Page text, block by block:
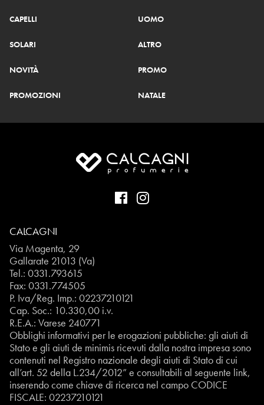
CAPELLI UOMO
SOLARI ALTRO
NOVITÀ PROMO
PROMOZIONI NATALE
CALCAGNI
Via Magenta, 29
Gallarate 21013 (Va)
Tel.: 0331.793615
Fax: 0331.774505
P. Iva/Reg. Imp.: 02237210121
Cap. Soc.: 10.330,00 i.v.
R.E.A.: Varese 240771
Obblighi informativi per le erogazioni pubbliche: gli aiuti di
Stato e gli aiuti de minimis ricevuti dalla nostra impresa sono
contenuti nel Registro nazionale degli aiuti di Stato di cui
all’art. 52 della L.234/2012” e consultabili al seguente link,
inserendo come chiave di ricerca nel campo CODICE
FISCALE: 02237210121